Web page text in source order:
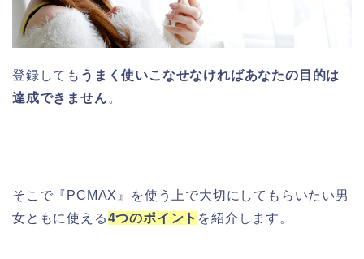
登録しても うまく使いこなせなければあなたの目的は
達成できません。
そこで『PCMAX』を使う上で大切にしてもらいたい男
女ともに使える4つのポイント を紹介します。